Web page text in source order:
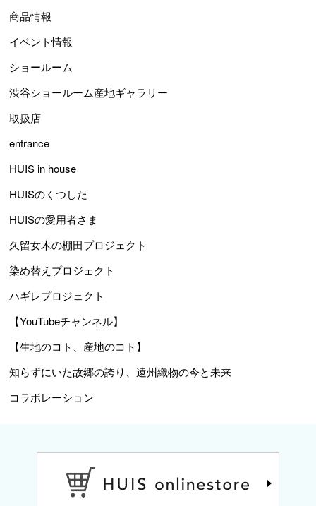
商品情報
イベント情報
ショールーム
渋谷ショールーム産地ギャラリー
取扱店
entrance
HUIS in house
HUISのくつした
HUISの愛用者さま
久留女木の棚田プロジェクト
染め替えプロジェクト
ハギレプロジェクト
【YouTubeチャンネル】
【生地のコト、産地のコト】
知らずにいた故郷の誇り、遠州織物の今と未来
コラボレーション